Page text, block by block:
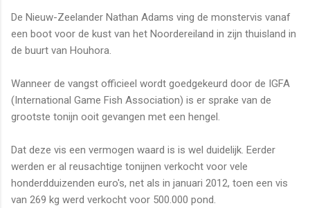
De Nieuw-Zeelander Nathan Adams ving de monstervis vanaf
een boot voor de kust van het Noordereiland in zijn thuisland in
de buurt van Houhora.
Wanneer de vangst officieel wordt goedgekeurd door de IGFA
(International Game Fish Association) is er sprake van de
grootste tonijn ooit gevangen met een hengel.
Dat deze vis een vermogen waard is is wel duidelijk. Eerder
werden er al reusachtige tonijnen verkocht voor vele
honderdduizenden euro's, net als in januari 2012, toen een vis
van 269 kg werd verkocht voor 500.000 pond.